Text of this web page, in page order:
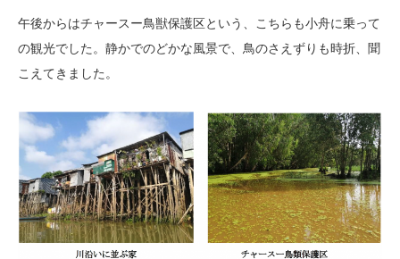
午後からはチャースー鳥獣保護区という、こちらも小舟に乗って
の観光でした。静かでのどかな風景で、鳥のさえずりも時折、聞
こえてきました。